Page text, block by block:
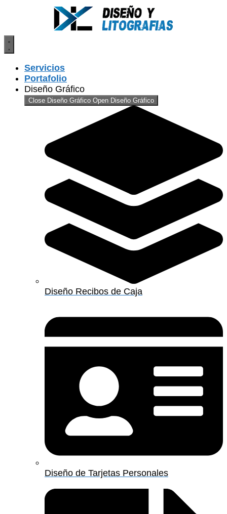
Servicios
Portafolio
Diseño Gráfico
Close Diseño Gráfico Open Diseño Gráfico
Diseño Recibos de Caja
Diseño de Tarjetas Personales